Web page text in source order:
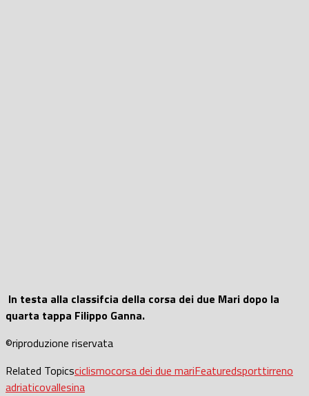
In testa alla classifcia della corsa dei due Mari dopo la
quarta tappa Filippo Ganna.
©riproduzione riservata
Related Topicsciclismocorsa dei due mariFeaturedsporttirreno
adriaticovallesina